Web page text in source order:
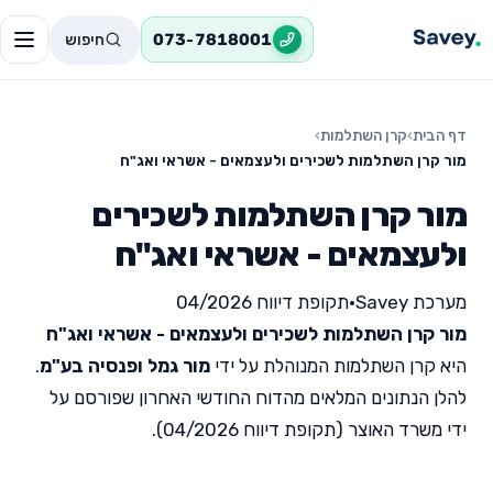
073-7818001 חיפוש
דף הבית›קרן השתלמות›
מור קרן השתלמות לשכירים ולעצמאים - אשראי ואג"ח
מור קרן השתלמות לשכירים
ולעצמאים - אשראי ואג"ח
מערכת Savey •תקופת דיווח 04/2026
מור קרן השתלמות לשכירים ולעצמאים - אשראי ואג"ח
היא קרן השתלמות המנוהלת על ידי מור גמל ופנסיה בע"מ.
להלן הנתונים המלאים מהדוח החודשי האחרון שפורסם על
ידי משרד האוצר (תקופת דיווח 04/2026).